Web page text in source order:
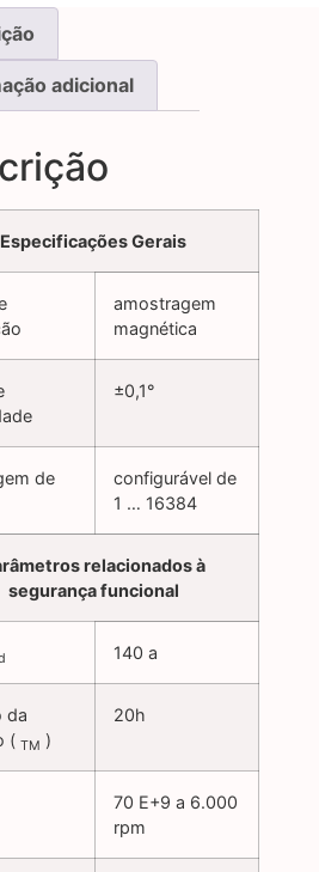
adicional
Especificações Gerais
amostragem
magnética
±0,1°
de
configurável de
1 … 16384
relacionados à
segurança funcional
140 a
da
( TM )
20h
70 E+9 a 6.000
rpm